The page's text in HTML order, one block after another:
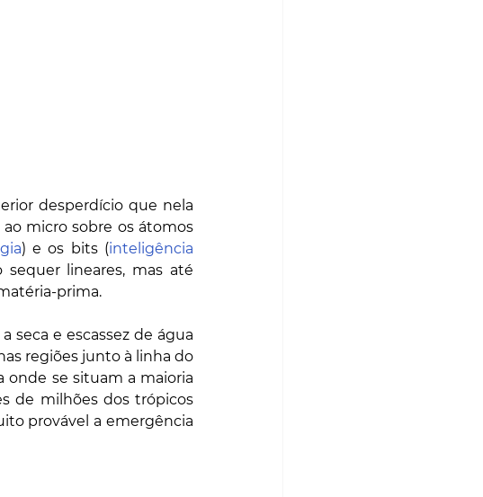
desperdício que nela
micro sobre os átomos
) e os bits (inteligência
sequer lineares, mas até
prima.
seca e escassez de água
regiões junto à linha do
onde se situam a maioria
de milhões dos trópicos
provável a emergência